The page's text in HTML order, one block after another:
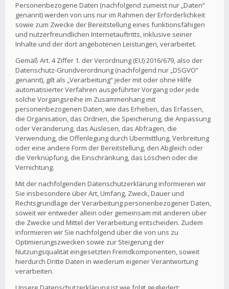
Personenbezogene Daten (nachfolgend zumeist nur „Daten“
genannt) werden von uns nur im Rahmen der Erforderlichkeit
sowie zum Zwecke der Bereitstellung eines funktionsfähigen
und nutzerfreundlichen Internetauftritts, inklusive seiner
Inhalte und der dort angebotenen Leistungen, verarbeitet.
Gemäß Art. 4 Ziffer 1. der Verordnung (EU) 2016/679, also der
Datenschutz-Grundverordnung (nachfolgend nur „DSGVO“
genannt), gilt als „Verarbeitung“ jeder mit oder ohne Hilfe
automatisierter Verfahren ausgeführter Vorgang oder jede
solche Vorgangsreihe im Zusammenhang mit
personenbezogenen Daten, wie das Erheben, das Erfassen,
die Organisation, das Ordnen, die Speicherung, die Anpassung
oder Veränderung, das Auslesen, das Abfragen, die
Verwendung, die Offenlegung durch Übermittlung, Verbreitung
oder eine andere Form der Bereitstellung, den Abgleich oder
die Verknüpfung, die Einschränkung, das Löschen oder die
Vernichtung.
Mit der nachfolgenden Datenschutzerklärung informieren wir
Sie insbesondere über Art, Umfang, Zweck, Dauer und
Rechtsgrundlage der Verarbeitung personenbezogener Daten,
soweit wir entweder allein oder gemeinsam mit anderen über
die Zwecke und Mittel der Verarbeitung entscheiden. Zudem
informieren wir Sie nachfolgend über die von uns zu
Optimierungszwecken sowie zur Steigerung der
Nutzungsqualität eingesetzten Fremdkomponenten, soweit
hierdurch Dritte Daten in wiederum eigener Verantwortung
verarbeiten.